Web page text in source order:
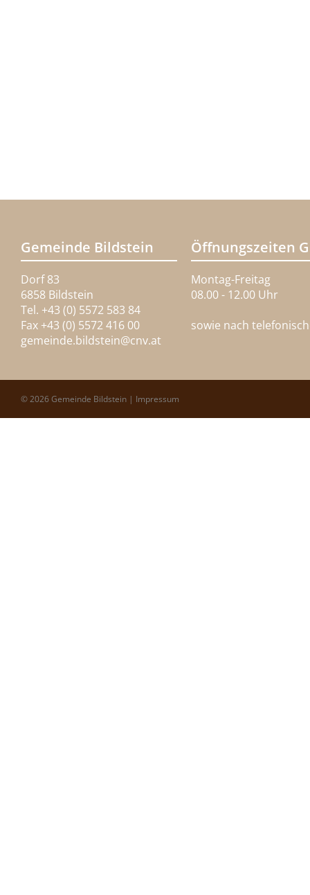
Gemeinde Bildstein
Dorf 83
6858 Bildstein
Tel. +43 (0) 5572 583 84
Fax +43 (0) 5572 416 00
gemeinde.bildstein@cnv.at
Öffnungszeiten
Montag-Freitag
08.00 - 12.00 Uhr
sowie nach
© 2026 Gemeinde Bildstein | Impressum